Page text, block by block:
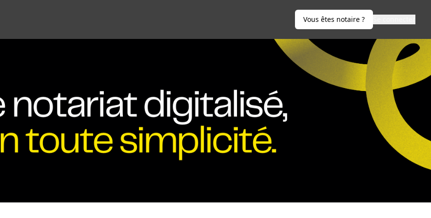
Vous êtes notaire ?